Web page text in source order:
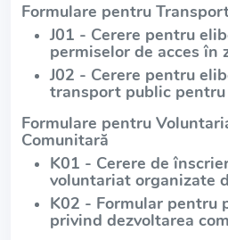
Formulare pentru
J01 - Cerere pentru
permiselor de acces în
J02 - Cerere pentru
transport public
Formulare pentru
Comunitară
K01 - Cerere de
voluntariat organizate
K02 - Formular pentru
privind dezvoltarea